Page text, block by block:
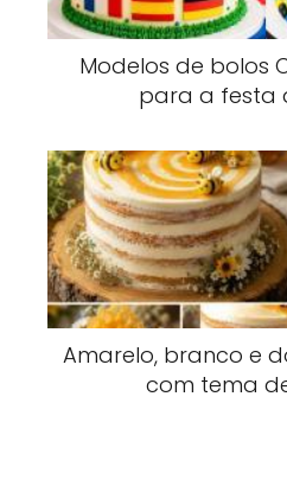
Modelos de bolos
para a festa
Amarelo, branco e
com tema